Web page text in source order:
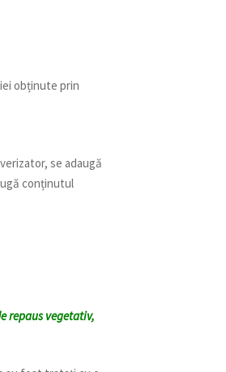
obținute prin
se adaugă
conținutul
repaus vegetativ,